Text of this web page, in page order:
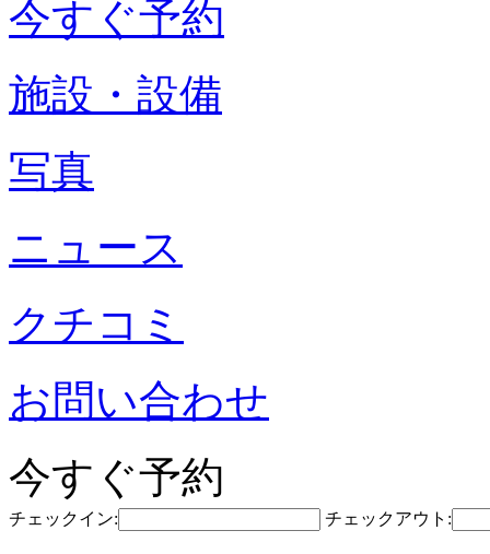
今すぐ予約
施設・設備
写真
ニュース
クチコミ
お問い合わせ
今すぐ予約
チェックイン: チェックアウト: